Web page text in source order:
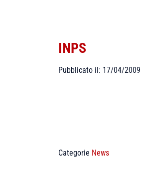
INPS
Pubblicato il: 17/04/2009
Categorie News